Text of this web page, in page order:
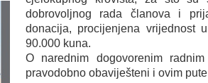
dobrovoljnog rada članova i
donacija, procijenjena vrijednost
90.000 kuna.
O narednim dogovorenim
pravodobno obaviješteni i ovim